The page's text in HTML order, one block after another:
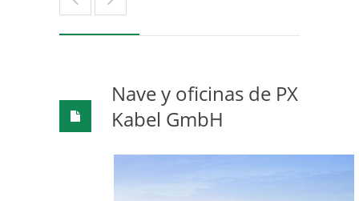
Nave y oficinas de PX
Kabel GmbH